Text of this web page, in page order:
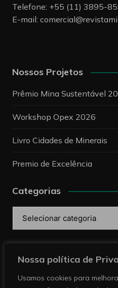
Nossa política de
Usamos cookies para
Telefone: +55 (11) 3895-
E-mail:
Nossos Projetos
Prêmio Mina Sustentável
Workshop Opex 2026
Livro Cidades de Minerais
Premio de Excelência
Categorias